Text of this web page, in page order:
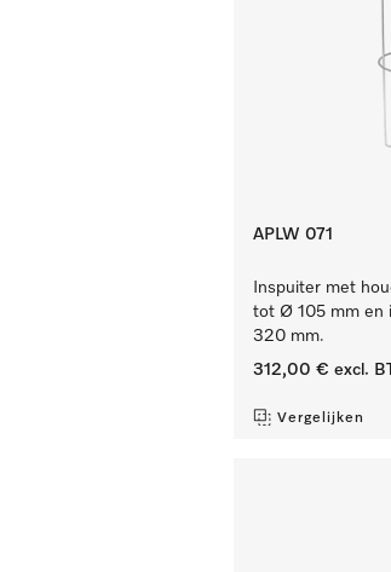
APLW 071
Inspuiter met
tot Ø 105 mm en
320 mm.
312,00 € excl.
Vergelijken